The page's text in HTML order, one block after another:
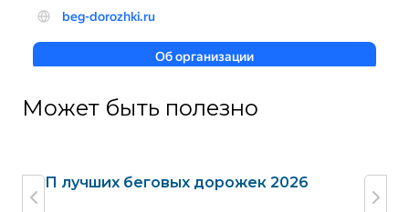
Может быть полезно
ТОП лучших беговых дорожек 2026